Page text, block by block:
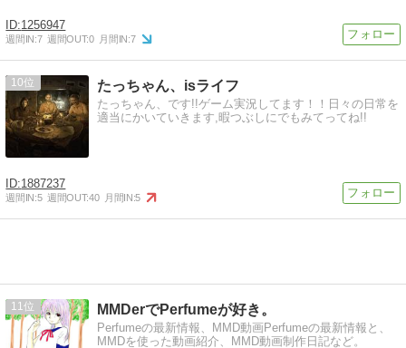
1256947
週間IN:7 週間OUT:0 月間IN:7
10 たっちゃん、isライフ
たっちゃん、です!!ゲーム実況してます！！日々の日常を
適当にかいていきます,暇つぶしにでもみてってね!!
1887237
週間IN:5 週間OUT:40 月間IN:5
11 MMDerでPerfumeが好き。
Perfumeの最新情報、MMD動画Perfumeの最新情報と、
MMDを使った動画紹介、MMD動画制作日記など。